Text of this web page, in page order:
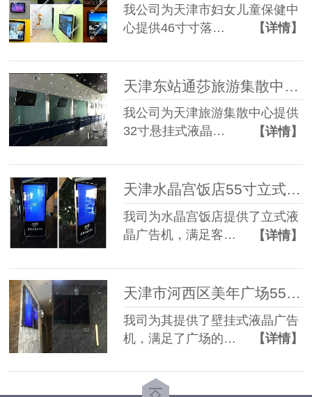
我公司为天津市妇女儿童保健中
心提供46寸寸落…
【详情】
我公司为天津旅游集散中心提供
32寸悬挂式液晶…
【详情】
天津水晶宫饭店55寸立式广告机
我司为水晶宫饭店提供了立式液
晶广告机，满足客…
【详情】
天津市河西区美年广场55寸壁挂式广告机
我司为其提供了壁挂式液晶广告
机，满足了广场的…
【详情】